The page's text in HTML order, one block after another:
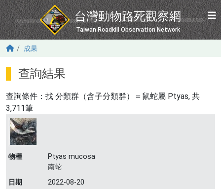
移至主內容
台灣動物路死觀察網
Taiwan Roadkill Observation Network
成果
查詢結果
查詢條件：找 分類群（含子分類群）＝鼠蛇屬 Ptyas, 共
3,711筆
物種
Ptyas mucosa
南蛇
日期
2022-08-20